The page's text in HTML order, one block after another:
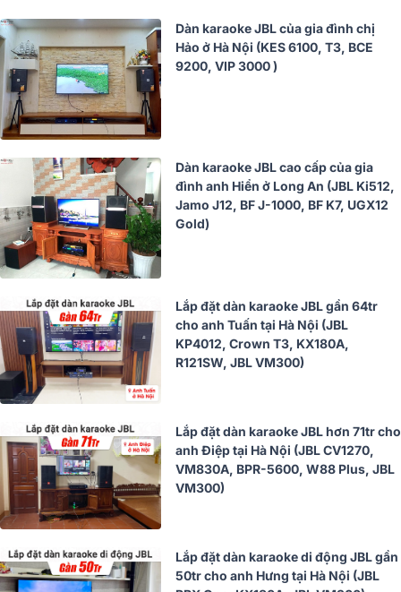
Dàn karaoke JBL của gia đình chị
Hảo ở Hà Nội (KES 6100, T3, BCE
9200, VIP 3000 )
Dàn karaoke JBL cao cấp của gia
đình anh Hiển ở Long An (JBL Ki512,
Jamo J12, BF J-1000, BF K7, UGX12
Gold)
Lắp đặt dàn karaoke JBL gần 64tr
cho anh Tuấn tại Hà Nội (JBL
KP4012, Crown T3, KX180A,
R121SW, JBL VM300)
Lắp đặt dàn karaoke JBL hơn 71tr cho
anh Điệp tại Hà Nội (JBL CV1270,
VM830A, BPR-5600, W88 Plus, JBL
VM300)
Lắp đặt dàn karaoke di động JBL gần
50tr cho anh Hưng tại Hà Nội (JBL